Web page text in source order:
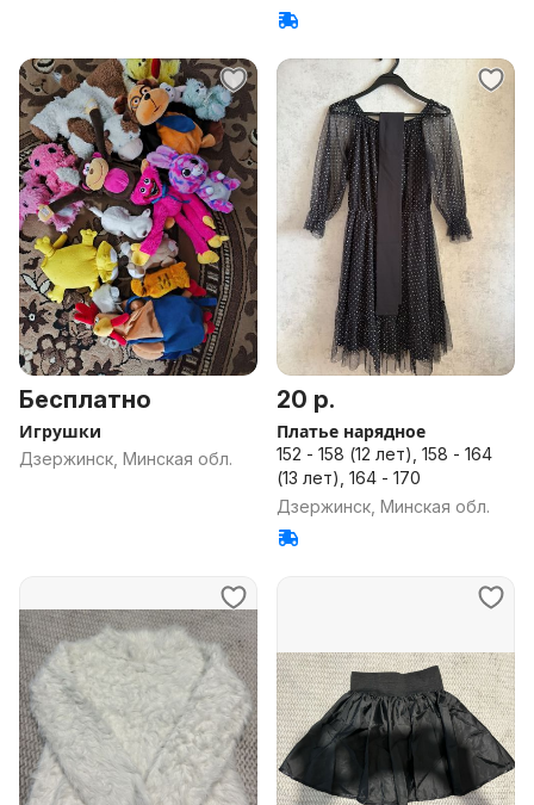
Бесплатно
Игрушки
Дзержинск, Минская обл.
20 р.
Платье нарядное
152 - 158 (12 лет), 158 - 164
(13 лет), 164 - 170
Дзержинск, Минская обл.